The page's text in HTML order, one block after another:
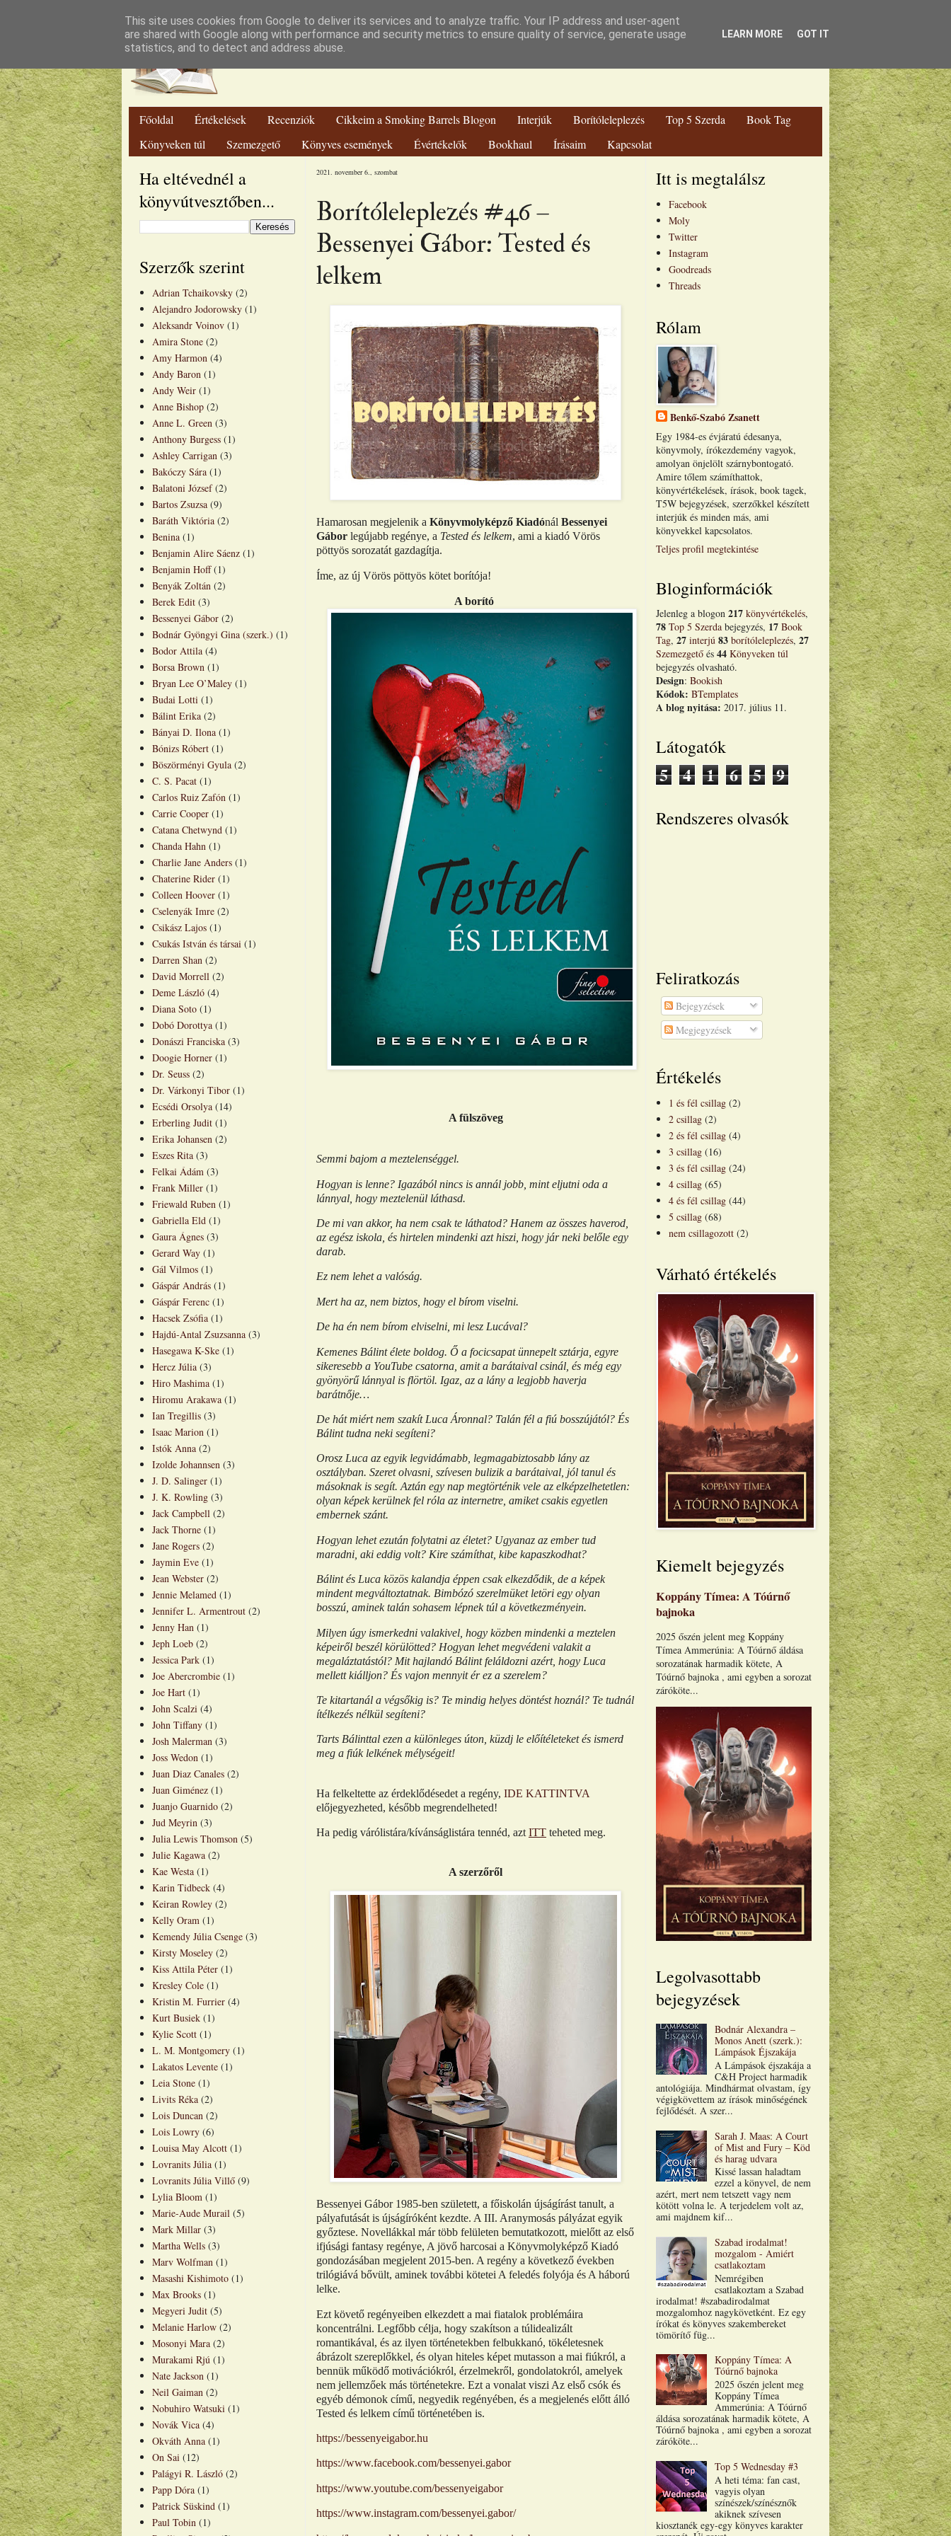
Luthien Könyvvilága Blog
Főoldal Értékelések Recenziók Cikkeim a Smoking Barrels Blogon Interjúk Borítóleleplezés Top 5 Szerda
Book Tag
Könyveken túl
Szemezgető Könyves események Évértékelők Bookhaul Írásaim Kapcsolat
2021. november 6., szombat
Borítóleleplezés #46 –
Bessenyei Gábor: Tested és
lelkem
Hamarosan megjelenik a Könyvmolyképző Kiadónál Bessenyei
Gábor legújabb regénye, a Tested és lelkem, ami a kiadó Vörös
pöttyös sorozatát gazdagítja.
Íme, az új Vörös pöttyös kötet borítója!
A borító
A fülszöveg
Semmi bajom a meztelenséggel.
Hogyan is lenne? Igazából nincs is annál jobb, mint eljutni oda a
lánnyal, hogy meztelenül láthasd.
De mi van akkor, ha nem csak te láthatod? Hanem az összes haverod,
az egész iskola, és hirtelen mindenki azt hiszi, hogy jár neki belőle egy
darab.
Ez nem lehet a valóság.
Mert ha az, nem biztos, hogy el bírom viselni.
De ha én nem bírom elviselni, mi lesz Lucával?
Kemenes Bálint élete boldog. Ő a focicsapat ünnepelt sztárja, egyre
sikeresebb a YouTube csatorna, amit a barátaival csinál, és még egy
gyönyörű lánnyal is flörtöl. Igaz, az a lány a legjobb haverja
barátnője…
De hát miért nem szakít Luca Áronnal? Talán fél a fiú bosszújától? És
Bálint tudna neki segíteni?
Orosz Luca az egyik legvidámabb, legmagabiztosabb lány az
osztályban. Szeret olvasni, szívesen bulizik a barátaival, jól tanul és
másoknak is segít. Aztán egy nap megtörténik vele az elképzelhetetlen:
olyan képek kerülnek fel róla az internetre, amiket csakis egyetlen
embernek szánt.
Hogyan lehet ezután folytatni az életet? Ugyanaz az ember tud
maradni, aki eddig volt? Kire számíthat, kibe kapaszkodhat?
Bálint és Luca közös kalandja éppen csak elkezdődik, de a képek
mindent megváltoztatnak. Bimbózó szerelmüket letöri egy olyan
bosszú, aminek talán sohasem lépnek túl a következményein.
Milyen úgy ismerkedni valakivel, hogy közben mindenki a meztelen
képeiről beszél körülötted? Hogyan lehet megvédeni valakit a
megaláztatástól? Mit hajlandó Bálint feláldozni azért, hogy Luca
mellett kiálljon? És vajon mennyit ér ez a szerelem?
Te kitartanál a végsőkig is? Te mindig helyes döntést hoznál? Te tudnál
ítélkezés nélkül segíteni?
Tarts Bálinttal ezen a különleges úton, küzdj le előítéleteket és ismerd
meg a fiúk lelkének mélységeit!
Ha felkeltette az érdeklődésedet a regény, IDE KATTINTVA
előjegyezheted, később megrendelheted!
Ha pedig várólistára/kívánságlistára tennéd, azt ITT teheted meg.
A szerzőről
Bessenyei Gábor 1985-ben született, a főiskolán újságírást tanult, a
pályafutását is újságíróként kezdte. A III. Aranymosás pályázat egyik
győztese. Novellákkal már több felületen bemutatkozott, mielőtt az első
ifjúsági fantasy regénye, A jövő harcosai a Könyvmolyképző Kiadó
gondozásában megjelent 2015-ben. A regény a következő években
trilógiává bővült, aminek további kötetei A feledés folyója és A háború
lelke.
Ezt követő regényeiben elkezdett a mai fiatalok problémáira
koncentrálni. Legfőbb célja, hogy szakítson a túlidealizált
romantikával, és az ilyen történetekben felbukkanó, tökéletesnek
ábrázolt szereplőkkel, és olyan hiteles képet mutasson a mai fiúkról, a
bennük működő motivációkról, érzelmekről, gondolatokról, amelyek
nem jellemzőek más történetekre. Ezt a vonalat viszi Az első csók és
egyéb démonok című, negyedik regényében, és a megjelenés előtt álló
Tested és lelkem című történetében is.
https://bessenyeigabor.hu
https://www.facebook.com/bessenyei.gabor
https://www.youtube.com/bessenyeigabor
https://www.instagram.com/bessenyei.gabor/
Ha eltévednél a
könyvútvesztőben...
Szerzők szerint
Adrian Tchaikovsky (2)
Alejandro Jodorowsky (1)
Aleksandr Voinov (1)
Amira Stone (2)
Amy Harmon (4)
Andy Baron (1)
Andy Weir (1)
Anne Bishop (2)
Anne L. Green (3)
Anthony Burgess (1)
Ashley Carrigan (3)
Bakóczy Sára (1)
Balatoni József (2)
Bartos Zsuzsa (9)
Baráth Viktória (2)
Benina (1)
Benjamin Alire Sáenz (1)
Benjamin Hoff (1)
Benyák Zoltán (2)
Berek Edit (3)
Bessenyei Gábor (2)
Bodnár Gyöngyi Gina (szerk.) (1)
Bodor Attila (4)
Borsa Brown (1)
Bryan Lee O’Maley (1)
Budai Lotti (1)
Bálint Erika (2)
Bányai D. Ilona (1)
Bónizs Róbert (1)
Böszörményi Gyula (2)
C. S. Pacat (1)
Carlos Ruiz Zafón (1)
Carrie Cooper (1)
Catana Chetwynd (1)
Chanda Hahn (1)
Charlie Jane Anders (1)
Chaterine Rider (1)
Colleen Hoover (1)
Cselenyák Imre (2)
Csikász Lajos (1)
Csukás István és társai (1)
Darren Shan (2)
David Morrell (2)
Deme László (4)
Diana Soto (1)
Dobó Dorottya (1)
Donászi Franciska (3)
Doogie Horner (1)
Dr. Seuss (2)
Dr. Várkonyi Tibor (1)
Ecsédi Orsolya (14)
Erberling Judit (1)
Erika Johansen (2)
Eszes Rita (3)
Felkai Ádám (3)
Frank Miller (1)
Friewald Ruben (1)
Gabriella Eld (1)
Gaura Ágnes (3)
Gerard Way (1)
Gál Vilmos (1)
Gáspár András (1)
Gáspár Ferenc (1)
Hacsek Zsófia (1)
Hajdú-Antal Zsuzsanna (3)
Hasegawa K-Ske (1)
Hercz Júlia (3)
Hiro Mashima (1)
Hiromu Arakawa (1)
Ian Tregillis (3)
Isaac Marion (1)
Istók Anna (2)
Izolde Johannsen (3)
J. D. Salinger (1)
J. K. Rowling (3)
Jack Campbell (2)
Jack Thorne (1)
Jane Rogers (2)
Jaymin Eve (1)
Jean Webster (2)
Jennie Melamed (1)
Jennifer L. Armentrout (2)
Jenny Han (1)
Jeph Loeb (2)
Jessica Park (1)
Joe Abercrombie (1)
Joe Hart (1)
John Scalzi (4)
John Tiffany (1)
Josh Malerman (3)
Joss Wedon (1)
Juan Diaz Canales (2)
Juan Giménez (1)
Juanjo Guarnido (2)
Jud Meyrin (3)
Julia Lewis Thomson (5)
Julie Kagawa (2)
Kae Westa (1)
Karin Tidbeck (4)
Keiran Rowley (2)
Kelly Oram (1)
Kemendy Júlia Csenge (3)
Kirsty Moseley (2)
Kiss Attila Péter (1)
Kresley Cole (1)
Kristin M. Furrier (4)
Kurt Busiek (1)
Kylie Scott (1)
L. M. Montgomery (1)
Lakatos Levente (1)
Leia Stone (1)
Livits Réka (2)
Lois Duncan (2)
Lois Lowry (6)
Louisa May Alcott (1)
Lovranits Júlia (1)
Lovranits Júlia Villő (9)
Lylia Bloom (1)
Marie-Aude Murail (5)
Mark Millar (3)
Martha Wells (3)
Marv Wolfman (1)
Masashi Kishimoto (1)
Max Brooks (1)
Megyeri Judit (5)
Melanie Harlow (2)
Mosonyi Mara (2)
Murakami Rjú (1)
Nate Jackson (1)
Neil Gaiman (2)
Nobuhiro Watsuki (1)
Novák Vica (4)
Okváth Anna (1)
On Sai (12)
Palágyi R. László (2)
Papp Dóra (1)
Patrick Süskind (1)
Paul Tobin (1)
Itt is megtalálsz
Facebook
Moly
Twitter
Instagram
Goodreads
Threads
Rólam
Benkő-Szabó Zsanett
Egy 1984-es évjáratú édesanya,
könyvmoly, írókezdemény vagyok,
amolyan önjelölt szárnybontogató.
Amire tőlem számíthattok,
könyvértékelések, írások, book tagek,
T5W bejegyzések, szerzőkkel készített
interjúk és minden más, ami
könyvekkel kapcsolatos.
Teljes profil megtekintése
Bloginformációk
Jelenleg a blogon 217 könyvértékelés,
78 Top 5 Szerda bejegyzés, 17 Book
Tag, 27 interjú 83 borítóleleplezés, 27
Szemezgető és 44 Könyveken túl
bejegyzés olvasható.
Design: Bookish
Kódok: BTemplates
A blog nyitása: 2017. július 11.
Látogatók
5 4 1 6 5 9
Rendszeres olvasók
Feliratkozás
Bejegyzések
Megjegyzések
Értékelés
1 és fél csillag (2)
2 csillag (2)
2 és fél csillag (4)
3 csillag (16)
3 és fél csillag (24)
4 csillag (65)
4 és fél csillag (44)
5 csillag (68)
nem csillagozott (2)
Várható értékelés
Kiemelt bejegyzés
Koppány Tímea: A Tóúrnő
bajnoka
2025 őszén jelent meg Koppány
Tímea Ammerúnia: A Tóúrnő áldása
sorozatának harmadik kötete, A
Tóúrnő bajnoka , ami egyben a sorozat
záróköte...
Legolvasottabb
bejegyzések
Bodnár Alexandra –
Monos Anett (szerk.):
Lámpások Éjszakája
A Lámpások éjszakája a
C&H Project harmadik
antológiája. Mindhármat olvastam, így
végigkövettem az írások minőségének
fejlődését. A szer...
Sarah J. Maas: A Court
of Mist and Fury – Köd
és harag udvara
Kissé lassan haladtam
ezzel a könyvel, de nem
azért, mert nem tetszett vagy nem
kötött volna le. A terjedelem volt az,
ami majdnem kif...
Szabad irodalmat!
mozgalom - Amiért
csatlakoztam
Nemrégiben
csatlakoztam a Szabad
irodalmat! #szabadirodalmat
mozgalomhoz nagykövetként. Ez egy
írókat és könyves szakembereket
tömörítő füg...
Koppány Tímea: A
Tóúrnő bajnoka
2025 őszén jelent meg
Koppány Tímea
Ammerúnia: A Tóúrnő
áldása sorozatának harmadik kötete, A
Tóúrnő bajnoka , ami egyben a sorozat
záróköte...
Top 5 Wednesday #3
A heti téma: fan cast,
vagyis olyan
színészek/színésznők
akiknek szívesen
kiosztanék egy-egy könyves karakter
This site uses cookies from Google to deliver its services and to analyze traffic. Your IP address and user-agent
are shared with Google along with performance and security metrics to ensure quality of service, generate usage
statistics, and to detect and address abuse.
LEARN MORE GOT IT